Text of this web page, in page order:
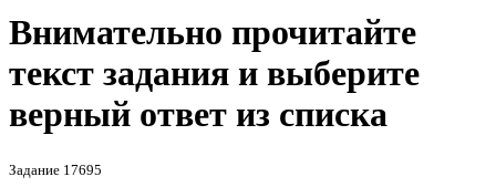
Внимательно прочитайте
текст задания и выберите
верный ответ из списка
Задание 17695